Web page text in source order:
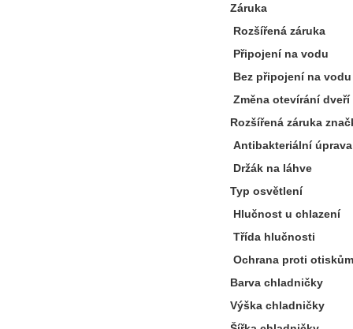
Záruka
Rozšířená záruka
Připojení na vodu
Bez připojení na vodu
Změna otevírání dveří
Rozšířená záruka
Antibakteriální úprava
Držák na láhve
Typ osvětlení
Hlučnost u chlazení
Třída hlučnosti
Ochrana proti
Barva chladničky
Výška chladničky